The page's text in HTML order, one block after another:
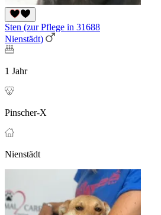
Sten (zur Pflege in 31688
Nienstädt)
1 Jahr
Pinscher-X
Nienstädt